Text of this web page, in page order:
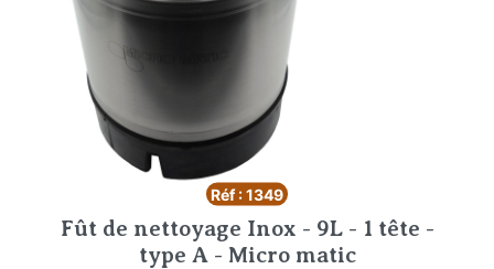
Réf : 1349
Fût de nettoyage Inox - 9L - 1 tête -
type A - Micro matic